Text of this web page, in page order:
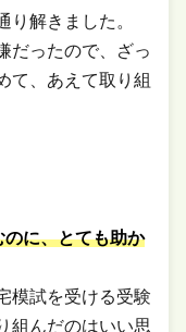
解きました。
だったので、ざっ
て、あえて取り組
に、とても助か
模試を受ける受験
組んだのはいい思